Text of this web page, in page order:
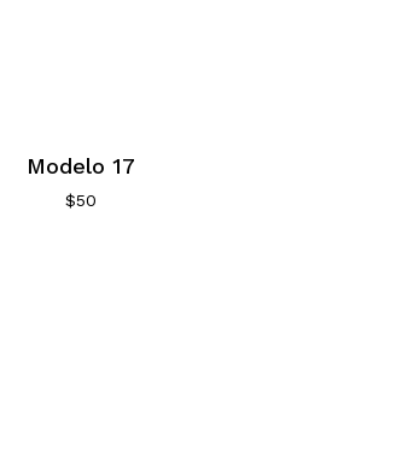
Modelo 17
$50